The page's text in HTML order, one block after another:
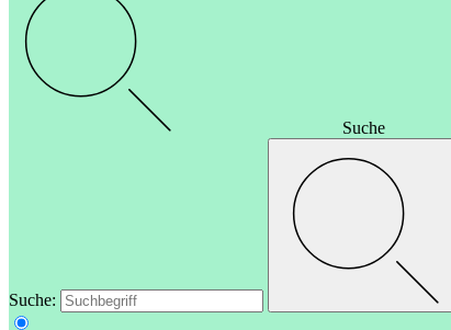
Suche
Suche: